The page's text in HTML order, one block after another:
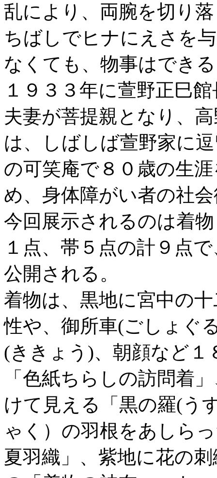
乱により、両腕を切り
ちばしでヒナにえさを
なくても、物事はでき
１９３３年に萱野正巳
夫妻が菩提親となり、
は、しばしば萱野家に
の可笑庵で８０歳の生
め、身体障がい者の社
今回展示されるのは着
１点、帯５点の計９点
公開される。
着物は、黒地に宮中の
性や、御所車(ごしょぐ
(ききょう)、朝顔など１
「色紙ちらしの訪問着
けて見える「黒の羅(う
ゃく）の羽根をあしら
夏羽織」、紫地に花の